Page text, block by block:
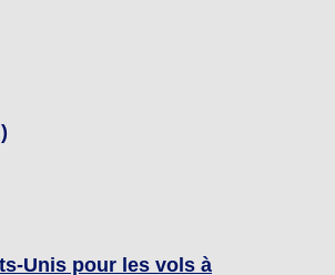
Unis pour les vols à